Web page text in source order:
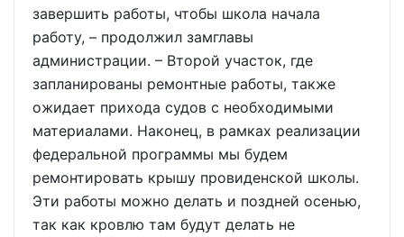
завершить работы, чтобы школа начала
работу, – продолжил замглавы
администрации. – Второй участок, где
запланированы ремонтные работы, также
ожидает прихода судов с необходимыми
материалами. Наконец, в рамках реализации
федеральной программы мы будем
ремонтировать крышу провиденской школы.
Эти работы можно делать и поздней осенью,
так как кровлю там будут делать не